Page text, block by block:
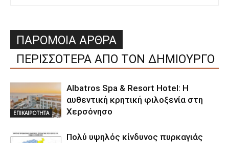
ΠΑΡΟΜΟΙΑ ΑΡΘΡΑ
ΠΕΡΙΣΣΟΤΕΡΑ ΑΠΟ ΤΟΝ ΔΗΜΙΟΥΡΓΟ
ΕΠΙΚΑΙΡΟΤΗΤΑ
Albatros Spa & Resort Hotel: Η
αυθεντική κρητική φιλοξενία στη
Χερσόνησο
Πολύ υψηλός κίνδυνος πυρκαγιάς